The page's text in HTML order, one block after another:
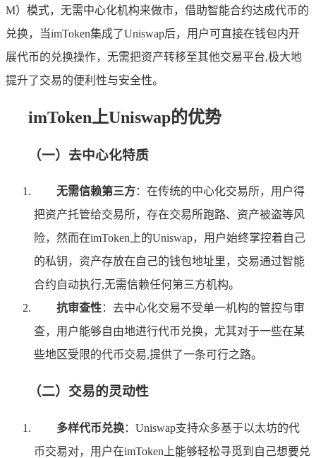
M）模式，无需中心化机构来做市，借助智能合约达成代币的
兑换，当imToken集成了Uniswap后，用户可直接在钱包内开
展代币的兑换操作，无需把资产转移至其他交易平台,极大地
提升了交易的便利性与安全性。
imToken上Uniswap的优势
（一）去中心化特质
无需信赖第三方：在传统的中心化交易所，用户得
把资产托管给交易所，存在交易所跑路、资产被盗等风
险，然而在imToken上的Uniswap，用户始终掌控着自己
的私钥，资产存放在自己的钱包地址里，交易通过智能
合约自动执行,无需信赖任何第三方机构。
抗审查性：去中心化交易不受单一机构的管控与审
查，用户能够自由地进行代币兑换，尤其对于一些在某
些地区受限的代币交易,提供了一条可行之路。
（二）交易的灵动性
多样代币兑换：Uniswap支持众多基于以太坊的代
币交易对，用户在imToken上能够轻松寻觅到自己想要兑